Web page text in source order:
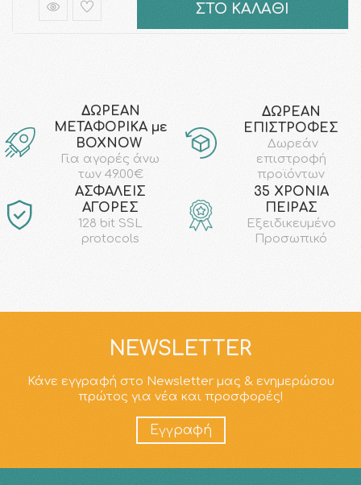
ΣΤΟ ΚΑΛΑΘΙ
ΔΩΡΕΑΝ
ΜΕΤΑΦΟΡΙΚΑ με
ΒΟΧΝΟW
Για αγορές άνω
των 49.00€
ΔΩΡΕΑΝ
ΕΠΙΣΤΡΟΦΕΣ
Δωρεάν
επιστροφή
προϊόντων
AΣΦΑΛΕΙΣ
ΑΓΟΡΕΣ
128 bit SSL
protocols
35 ΧΡΟΝΙΑ
ΠΕΙΡΑΣ
Εξειδικευμένο
Προσωπικό
NEWSLETTER
Κάνε εγγραφή στο Newsletter μας & ενημερώσου
πρώτος για νέα και προσφορές!
Εγγραφή